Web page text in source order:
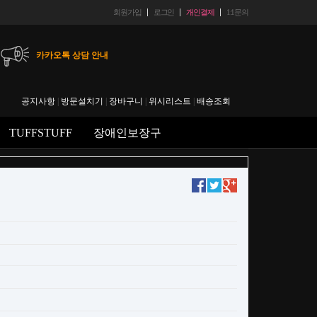
회원가입 로그인 개인결제 1:1문의
카카오톡 상담 안내
공지사항 방문설치기 장바구니 위시리스트 배송조회
TUFFSTUFF 장애인보장구